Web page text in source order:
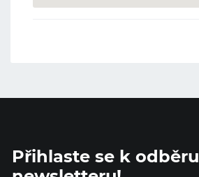
Přihlaste se k odběru